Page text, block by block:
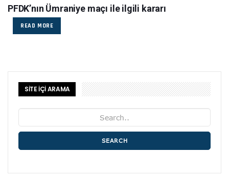
PFDK’nın Ümraniye maçı ile ilgili kararı
READ MORE
SİTE İÇİ ARAMA
SEARCH